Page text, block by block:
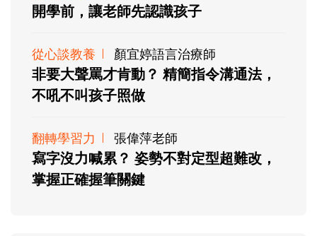
開學前，讓老師先認識孩子
從心談教養 顏宜婷語言治療師
非要大聲罵才肯動？ 精簡指令溝通法，
不吼不叫孩子照做
翻轉學習力 張偉萍老師
寫字沒力喊累？ 姿勢不對定型超難改，
掌握正確握筆關鍵